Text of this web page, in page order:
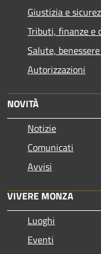
Giustizia e
Tributi, finanze e
Salute,
Autorizzazioni
NOVITÀ
Notizie
Comunicati
Avvisi
VIVERE MONZA
Luoghi
Eventi